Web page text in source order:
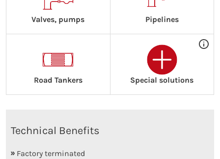
Valves, pumps Pipelines
Road Tankers Special solutions
Technical Benefits
Factory terminated